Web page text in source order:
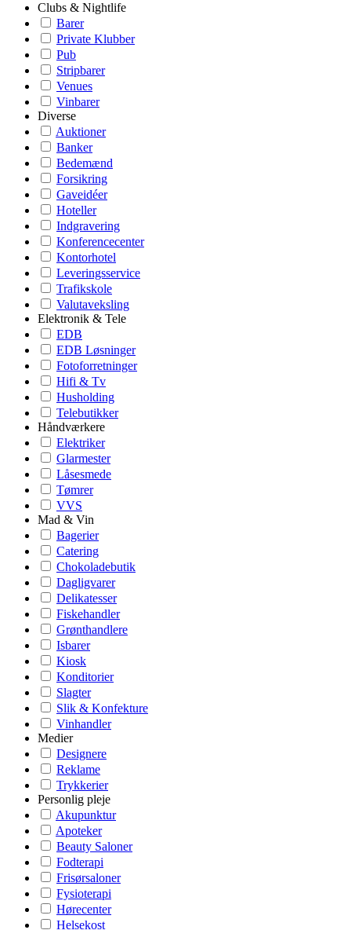
Clubs & Nightlife
Barer
Private Klubber
Pub
Stripbarer
Venues
Vinbarer
Diverse
Auktioner
Banker
Bedemænd
Forsikring
Gaveidéer
Hoteller
Indgravering
Konferencecenter
Kontorhotel
Leveringsservice
Trafikskole
Valutaveksling
Elektronik & Tele
EDB
EDB Løsninger
Fotoforretninger
Hifi & Tv
Husholding
Telebutikker
Håndværkere
Elektriker
Glarmester
Låsesmede
Tømrer
VVS
Mad & Vin
Bagerier
Catering
Chokoladebutik
Dagligvarer
Delikatesser
Fiskehandler
Grønthandlere
Isbarer
Kiosk
Konditorier
Slagter
Slik & Konfekture
Vinhandler
Medier
Designere
Reklame
Trykkerier
Personlig pleje
Akupunktur
Apoteker
Beauty Saloner
Fodterapi
Frisørsaloner
Fysioterapi
Hørecenter
Helsekost